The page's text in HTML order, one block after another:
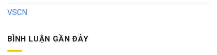
VSCN
BÌNH LUẬN GẦN ĐÂY